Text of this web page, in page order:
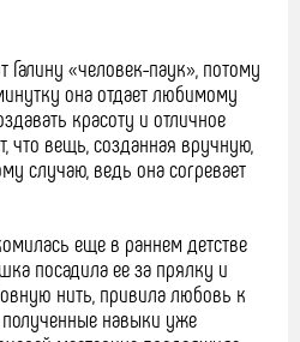
«человек-паук», потому
она отдает любимому
красоту и отличное
что вещь, созданная вручную,
случаю, ведь она согревает
еще в раннем детстве
посадила ее за прялку и
нить, привила любовь к
навыки уже